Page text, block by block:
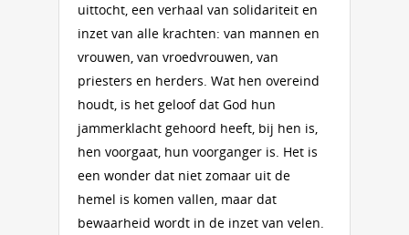
uittocht, een verhaal van solidariteit en
inzet van alle krachten: van mannen en
vrouwen, van vroedvrouwen, van
priesters en herders. Wat hen overeind
houdt, is het geloof dat God hun
jammerklacht gehoord heeft, bij hen is,
hen voorgaat, hun voorganger is. Het is
een wonder dat niet zomaar uit de
hemel is komen vallen, maar dat
bewaarheid wordt in de inzet van velen.